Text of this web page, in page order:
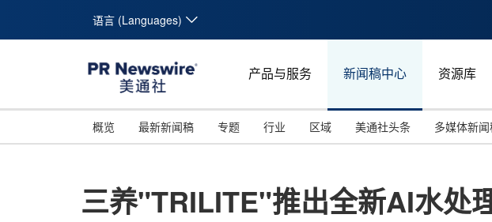
语言 (Languages)
产品与服务 新闻稿中心 资源库
概览 最新新闻稿 专题 行业 区域 美通社头条 多媒体新
三养"TRILITE"推出全新AI水处